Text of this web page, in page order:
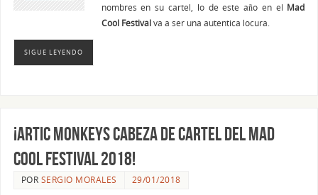
nombres en su cartel, lo de este año en el Mad
Cool Festivalva a ser una autentica locura.
SIGUE LEYENDO
¡Artic Monkeys cabeza de cartel del Mad
Cool Festival 2018!
POR SERGIO MORALES 29/01/2018